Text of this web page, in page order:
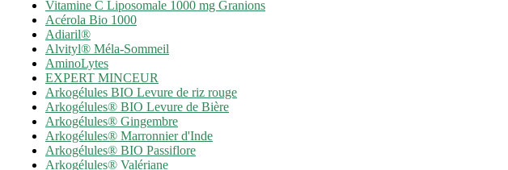
Vitamine C Liposomale 1000 mg Granions
Acérola Bio 1000
Adiaril®
Alvityl® Méla-Sommeil
AminoLytes
EXPERT MINCEUR
Arkogélules BIO Levure de riz rouge
Arkogélules® BIO Levure de Bière
Arkogélules® Gingembre
Arkogélules® Marronnier d'Inde
Arkogélules® BIO Passiflore
Arkogélules® Valériane